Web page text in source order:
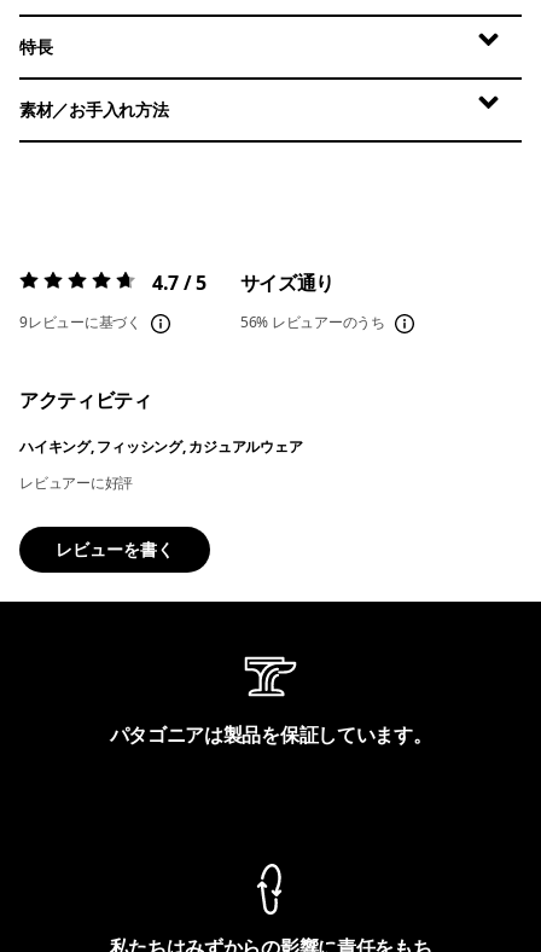
特長
素材／お手入れ方法
評価:4.7 / 5 4.7 / 5
9レビューに基づく
サイズ通り
56% レビュアーのうち
アクティビティ
ハイキング, フィッシング, カジュアルウェア
レビュアーに好評
レビューを書く
パタゴニアは製品を保証しています。